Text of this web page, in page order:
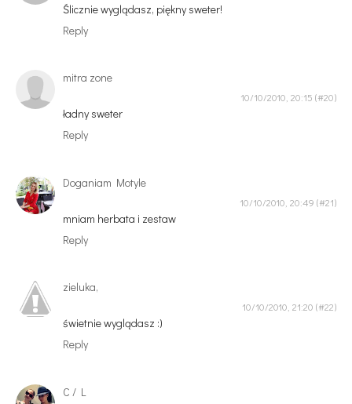
Ślicznie wyglądasz, piękny sweter!
Reply
mitra zone
10/10/2010, 20:15
ładny sweter
Reply
Doganiam Motyle
10/10/2010, 20:49
mniam herbata i zestaw
Reply
zieluka,
10/10/2010, 21:20
świetnie wyglądasz :)
Reply
C / L